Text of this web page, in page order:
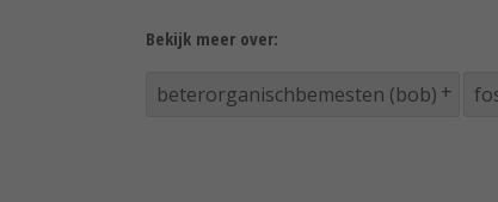
Bekijk meer over:
beterorganischbemesten (bob)